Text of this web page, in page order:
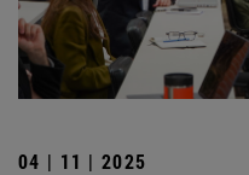
04 | 11 | 2025